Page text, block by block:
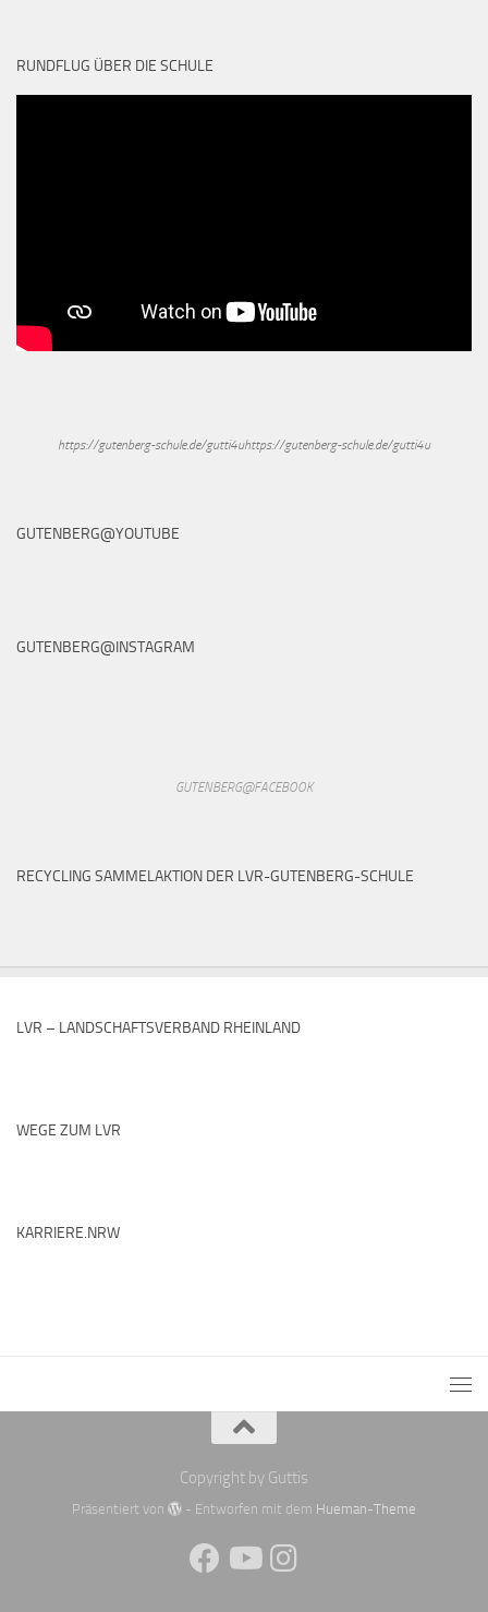
RUNDFLUG ÜBER DIE SCHULE
https://gutenberg-schule.de/gutti4uhttps://gutenberg-schule.de/gutti4u
GUTENBERG@YOUTUBE
GUTENBERG@INSTAGRAM
GUTENBERG@FACEBOOK
RECYCLING SAMMELAKTION DER LVR-GUTENBERG-SCHULE
LVR – LANDSCHAFTSVERBAND RHEINLAND
WEGE ZUM LVR
KARRIERE.NRW
Copyright by Guttis
Präsentiert von - Entworfen mit dem Hueman-Theme